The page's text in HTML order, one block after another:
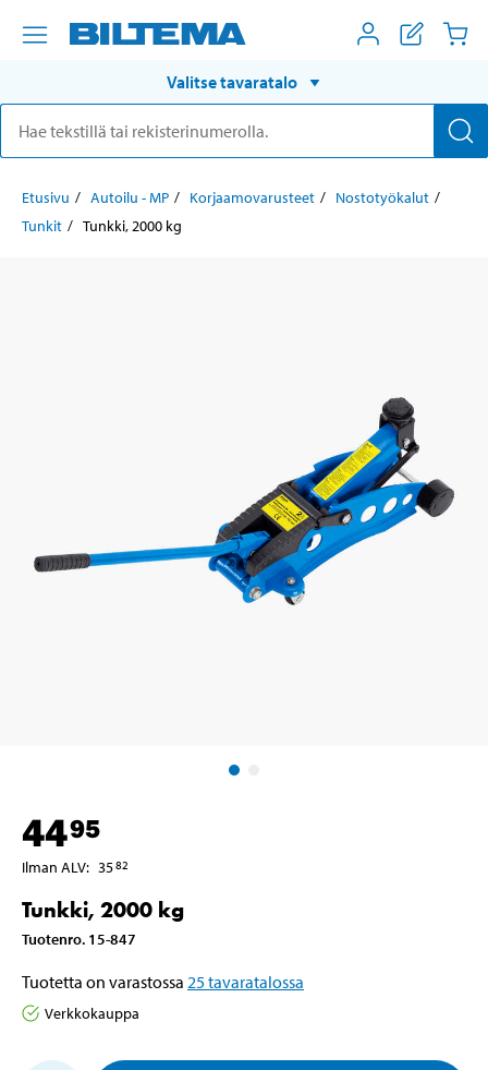
Valitse tavaratalo
Etusivu Autoilu - MP Korjaamovarusteet
Nostotyökalut
Tunkit
Tunkki, 2000 kg
4495
Ilman ALV: 3582
Tunkki, 2000 kg
Tuotenro. 15-847
Tuotetta on varastossa 25tavaratalossa
Verkkokauppa